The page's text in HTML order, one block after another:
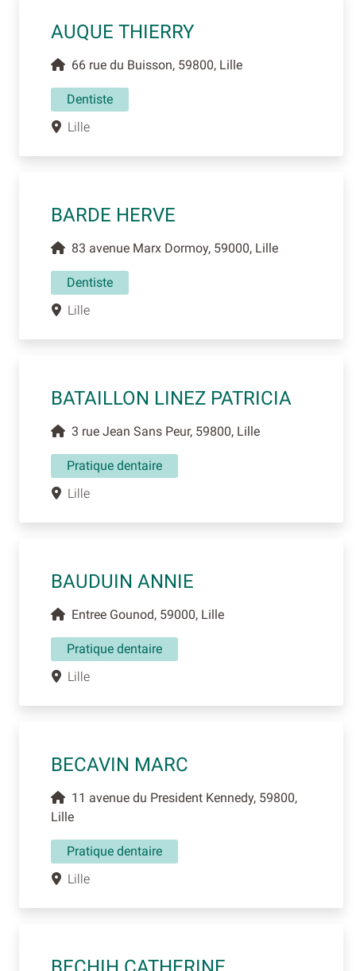
AUQUE THIERRY
66 rue du Buisson, 59800, Lille
Dentiste
Lille
BARDE HERVE
83 avenue Marx Dormoy, 59000, Lille
Dentiste
Lille
BATAILLON LINEZ PATRICIA
3 rue Jean Sans Peur, 59800, Lille
Pratique dentaire
Lille
BAUDUIN ANNIE
Entree Gounod, 59000, Lille
Pratique dentaire
Lille
BECAVIN MARC
11 avenue du President Kennedy, 59800,
Lille
Pratique dentaire
Lille